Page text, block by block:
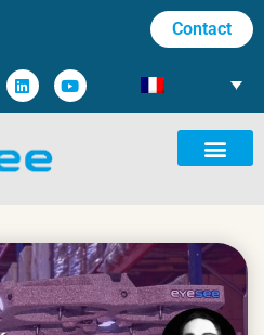
Contact